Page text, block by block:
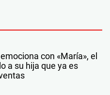
con «María», el
a su hija que ya es